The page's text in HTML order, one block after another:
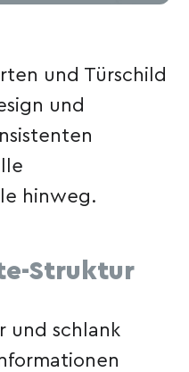
und Türschild
und
hinweg.
Struktur
und schlank